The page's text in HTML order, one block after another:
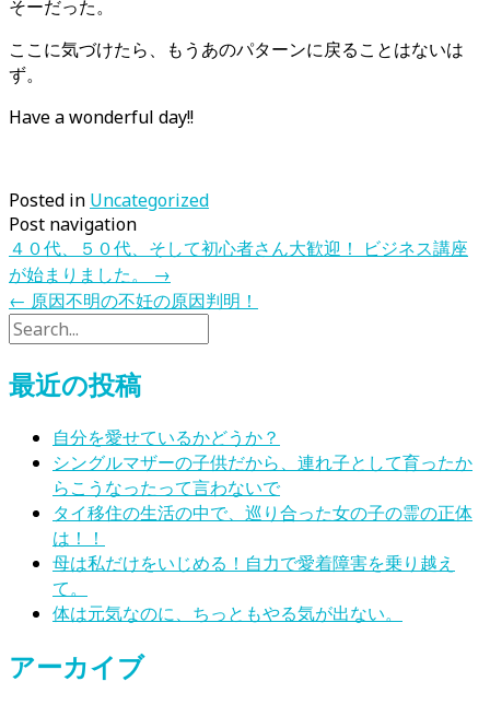
そーだった。
ここに気づけたら、もうあのパターンに戻ることはないは
ず。
Have a wonderful day!!
Posted in Uncategorized
Post navigation
４０代、５０代、そして初心者さん大歓迎！ ビジネス講座
が始まりました。 →
← 原因不明の不妊の原因判明！
最近の投稿
自分を愛せているかどうか？
シングルマザーの子供だから、連れ子として育ったか
らこうなったって言わないで
タイ移住の生活の中で、巡り合った女の子の霊の正体
は！！
母は私だけをいじめる！自力で愛着障害を乗り越え
て。
体は元気なのに、ちっともやる気が出ない。
アーカイブ